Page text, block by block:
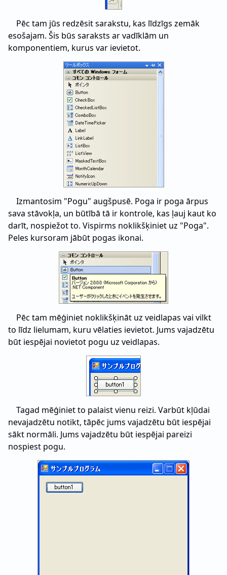
Pēc tam jūs redzēsit sarakstu, kas līdzīgs zemāk
esošajam. Šis būs saraksts ar vadīklām un
komponentiem, kurus var ievietot.
Izmantosim "Pogu" augšpusē. Poga ir poga ārpus
sava stāvokļa, un būtībā tā ir kontrole, kas ļauj kaut ko
darīt, nospiežot to. Vispirms noklikšķiniet uz "Poga".
Peles kursoram jābūt pogas ikonai.
Pēc tam mēģiniet noklikšķināt uz veidlapas vai vilkt
to līdz lielumam, kuru vēlaties ievietot. Jums vajadzētu
būt iespējai novietot pogu uz veidlapas.
Tagad mēģiniet to palaist vienu reizi. Varbūt kļūdai
nevajadzētu notikt, tāpēc jums vajadzētu būt iespējai
sākt normāli. Jums vajadzētu būt iespējai pareizi
nospiest pogu.